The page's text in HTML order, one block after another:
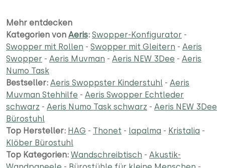
Mehr entdecken
Kategorien von Aeris: Swopper-Konfigurator -
Swopper mit Rollen - Swopper mit Gleitern - Aeris
Swopper - Aeris Muvman - Aeris NEW 3Dee - Aeris
Numo Task
Bestseller: Aeris Swoppster Kinderstuhl - Aeris
Muvman Stehhilfe - Aeris Swopper Echtleder
schwarz - Aeris Numo Task schwarz - Aeris NEW 3Dee
Bürostuhl
Top Hersteller: HAG - Thonet - lapalma - Kristalia -
Klöber Bürostuhl
Top Kategorien: Wandschreibtisch - Akustik-